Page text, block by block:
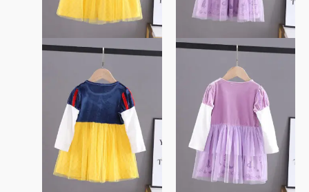
式。
可
在
產
選
擇
項
式。
可
在
選
擇